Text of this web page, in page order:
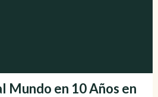
Mundo en 10 Años en